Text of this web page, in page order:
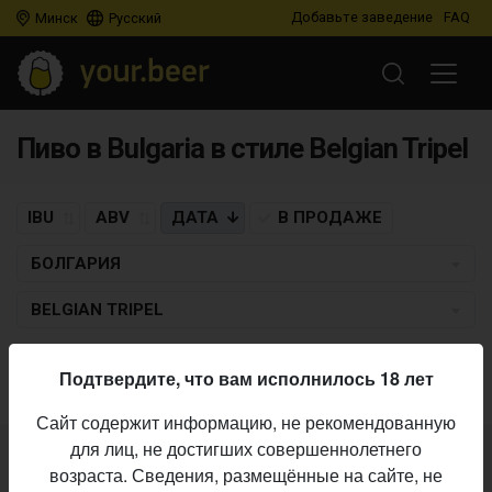
Минск Русский Добавьте заведение FAQ
Пиво в Bulgaria в стиле Belgian Tripel
IBU ABV ДАТА В ПРОДАЖЕ
БОЛГАРИЯ
BELGIAN TRIPEL
Не нашли ваш бар или магазин в каталоге?
Подтвердите, что вам исполнилось 18 лет
Сайт содержит информацию, не рекомендованную
для лиц, не достигших совершеннолетнего
возраста. Сведения, размещённые на сайте, не